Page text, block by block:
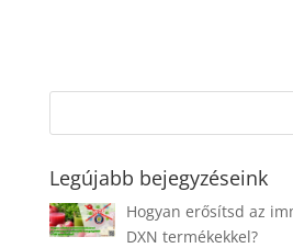
Legújabb bejegyzéseink
Hogyan erősítsd az
DXN termékekkel?